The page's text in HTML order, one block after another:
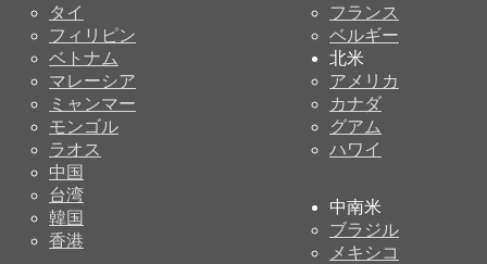
タイ
フィリピン
ベトナム
マレーシア
ミャンマー
モンゴル
ラオス
中国
台湾
韓国
香港
フランス
ベルギー
北米
アメリカ
カナダ
グアム
ハワイ
中南米
ブラジル
メキシコ